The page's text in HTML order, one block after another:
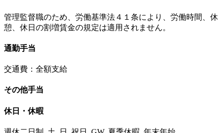
管理監督職のため、労働基準法４１条により、労働時間、休
憩、休日の割増賃金の規定は適用されません。
通勤手当
交通費：全額支給
その他手当
休日・休暇